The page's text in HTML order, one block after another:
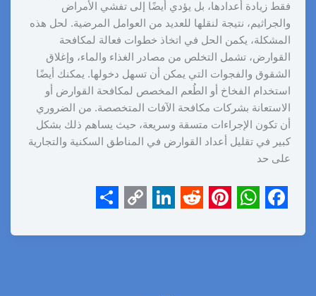
فقط زيادة أعدادها، بل يؤدي أيضًا إلى تفشي الأمراض
والجراثيم، نتيجة لنقلها للعديد من العوامل المرضية. لحل هذه
المشكلة، يكمن الحل في اتخاذ خطوات فعالة لمكافحة
القوارض، تشمل التخلص من مصادر الغذاء والماء، وإغلاق
الشقوق والفجوات التي يمكن أن تسهل دخولها. يمكنك أيضًا
استخدام الفخاخ أو الطُعم المخصص لمكافحة القوارض أو
الاستعانة بشركات مكافحة الآفات المتخصصة. من الضروري
أن تكون الإجراءات متسقة وسريعة، حيث يساهم ذلك بشكل
كبير في تقليل أعداد القوارض في المناطق السكنية والتجارية
على حد
a
h
i
e
i
o
h